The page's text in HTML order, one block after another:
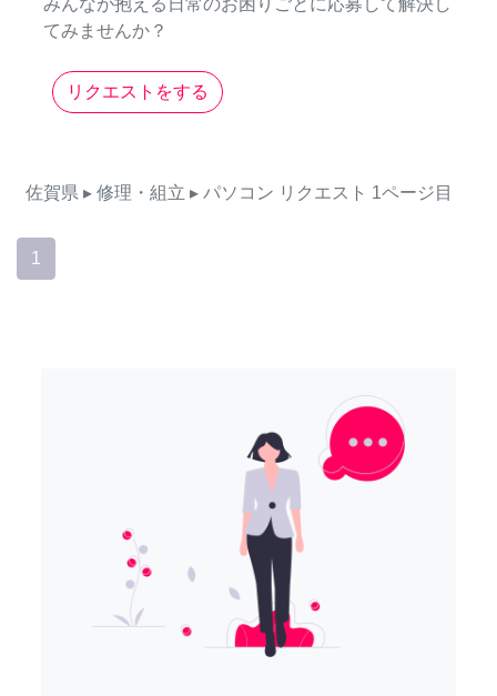
みんなが抱える日常のお困りごとに応募して解決し
てみませんか？
リクエストをする
佐賀県 ▸ 修理・組立 ▸ パソコン リクエスト 1ページ目
1